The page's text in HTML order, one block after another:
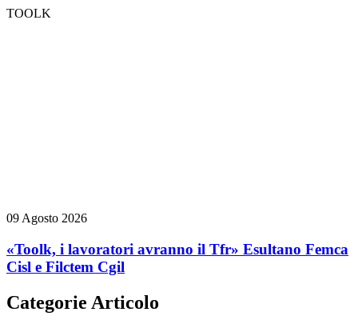
TOOLK
09 Agosto 2026
«Toolk, i lavoratori avranno il Tfr» Esultano Femca
Cisl e Filctem Cgil
Categorie Articolo